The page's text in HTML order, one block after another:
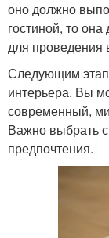
оно должно
гостиной, то
для проведения
Следующим
интерьера. Вы
современный,
Важно выбрать
предпочтения.